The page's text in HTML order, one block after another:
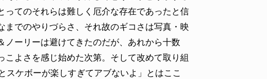
てのそれらは難しく厄介な存在であったと信
までのやりづらさ、それ故のギコさは写真・映
ーリーは避けてきたのだが、あれから十数
よさを感じ始めた次第。そして改めて取り組
ケボーが楽しすぎてアブないよ」とはここ